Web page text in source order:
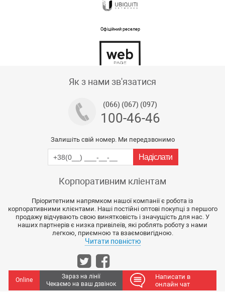
Офіційний реселер
Як з нами зв'язатися
(066) (067) (097)
100-46-46
Залишіть свій номер. Ми передзвонимо
Корпоративним кліентам
Пріоритетним напрямком нашої компанії є робота із
корпоративними клієнтами. Наші постійні оптові покупці з першого
продажу відчувають свою винятковість і значущість для нас. У
наших партнерів є низка привілеїв, які роблять роботу з нами
легкою, приємною та взаємовигідною.
Читати повністю
Online
Зараз на лінії
Чекаємо на ваш дзвінок
Написати в
онлайн чат